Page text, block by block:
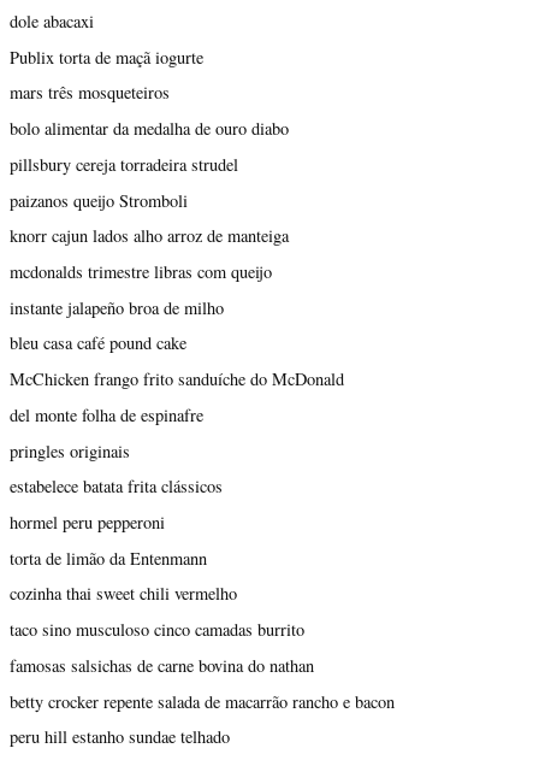
dole abacaxi
Publix torta de maçã iogurte
mars três mosqueteiros
bolo alimentar da medalha de ouro diabo
pillsbury cereja torradeira strudel
paizanos queijo Stromboli
knorr cajun lados alho arroz de manteiga
mcdonalds trimestre libras com queijo
instante jalapeño broa de milho
bleu casa café pound cake
McChicken frango frito sanduíche do McDonald
del monte folha de espinafre
pringles originais
estabelece batata frita clássicos
hormel peru pepperoni
torta de limão da Entenmann
cozinha thai sweet chili vermelho
taco sino musculoso cinco camadas burrito
famosas salsichas de carne bovina do nathan
betty crocker repente salada de macarrão rancho e bacon
peru hill estanho sundae telhado